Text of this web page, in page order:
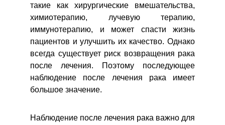
такие как хирургические вмешательства,
химиотерапию, лучевую терапию,
иммунотерапию, и может спасти жизнь
пациентов и улучшить их качество. Однако
всегда существует риск возвращения рака
после лечения. Поэтому последующее
наблюдение после лечения рака имеет
большое значение.
Наблюдение после лечения рака важно для